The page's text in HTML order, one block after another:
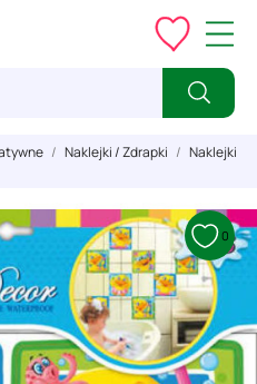
Naklejki / Zdrapki
Naklejki
0